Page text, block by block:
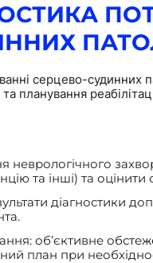
серцево-
планування
неврологічного
та інші) та оцінити
діагностики
об’єктивне
план при